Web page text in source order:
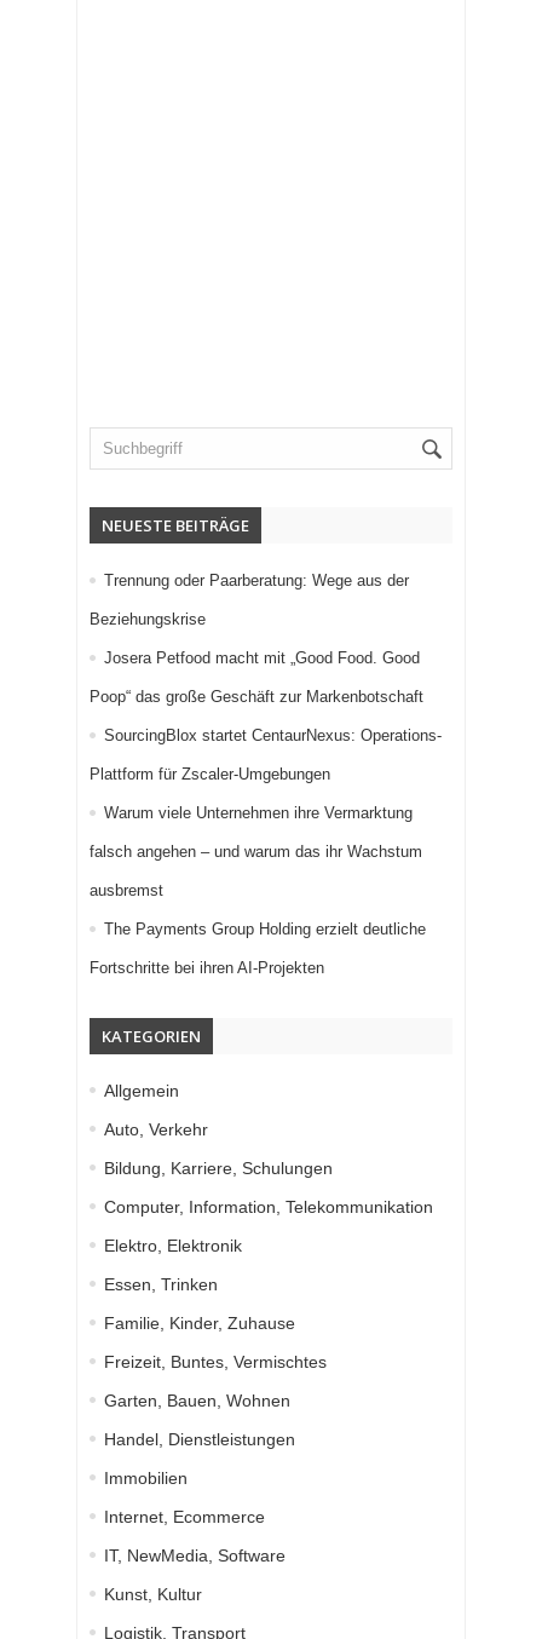
NEUESTE BEITRÄGE
Trennung oder Paarberatung: Wege aus der
Beziehungskrise
Josera Petfood macht mit „Good Food. Good
Poop“ das große Geschäft zur Markenbotschaft
SourcingBlox startet CentaurNexus: Operations-
Plattform für Zscaler-Umgebungen
Warum viele Unternehmen ihre Vermarktung
falsch angehen – und warum das ihr Wachstum
ausbremst
The Payments Group Holding erzielt deutliche
Fortschritte bei ihren AI-Projekten
KATEGORIEN
Allgemein
Auto, Verkehr
Bildung, Karriere, Schulungen
Computer, Information, Telekommunikation
Elektro, Elektronik
Essen, Trinken
Familie, Kinder, Zuhause
Freizeit, Buntes, Vermischtes
Garten, Bauen, Wohnen
Handel, Dienstleistungen
Immobilien
Internet, Ecommerce
IT, NewMedia, Software
Kunst, Kultur
Logistik, Transport